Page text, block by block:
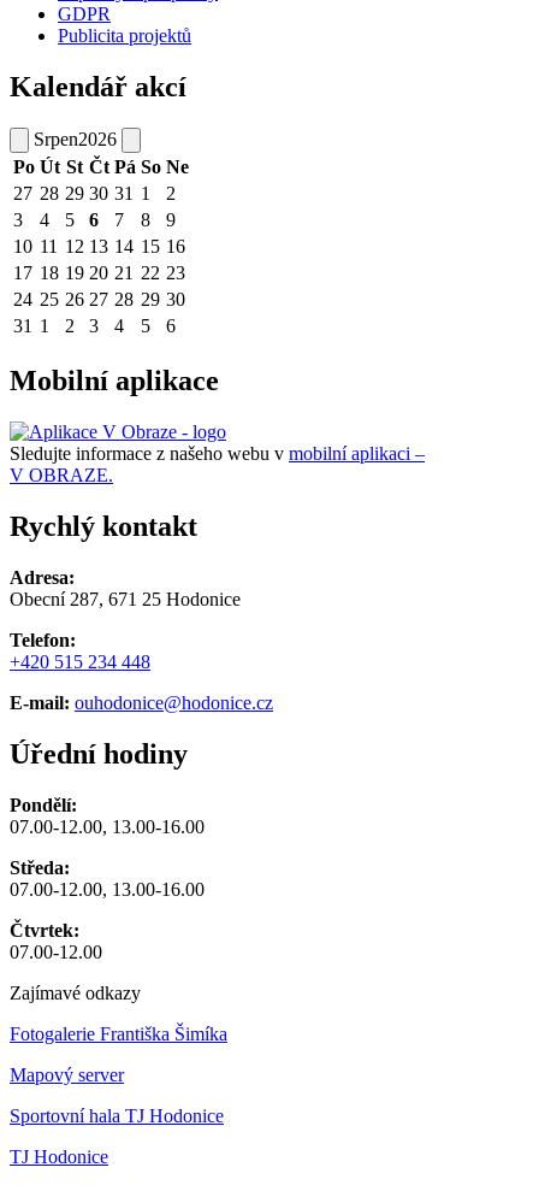
GDPR
Publicita projektů
Kalendář akcí
Srpen2026
Po Út St Čt Pá So Ne
27 28 29 30 31 1
2
3
4 5 6 7 8
9
10 11 12 13 14 15 16
17 18 19 20 21 22 23
24 25 26 27 28 29 30
31 1 2 3 4 5 6
Mobilní aplikace
Sledujte informace z našeho webu v mobilní aplikaci –
V OBRAZE.
Rychlý kontakt
Adresa:
Obecní 287, 671 25 Hodonice
Telefon:
+420 515 234 448
E-mail: ouhodonice@hodonice.cz
Úřední hodiny
Pondělí:
07.00-12.00, 13.00-16.00
Středa:
07.00-12.00, 13.00-16.00
Čtvrtek:
07.00-12.00
Zajímavé odkazy
Fotogalerie Františka Šimíka
Mapový server
Sportovní hala TJ Hodonice
TJ Hodonice